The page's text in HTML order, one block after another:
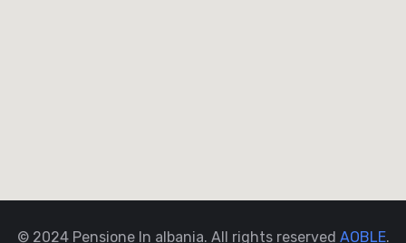
© 2024 Pensione In albania. All rights reserved AOBLE.